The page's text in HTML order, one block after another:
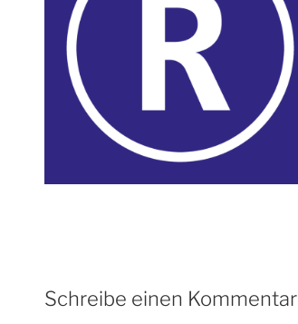
Schreibe einen Kommentar